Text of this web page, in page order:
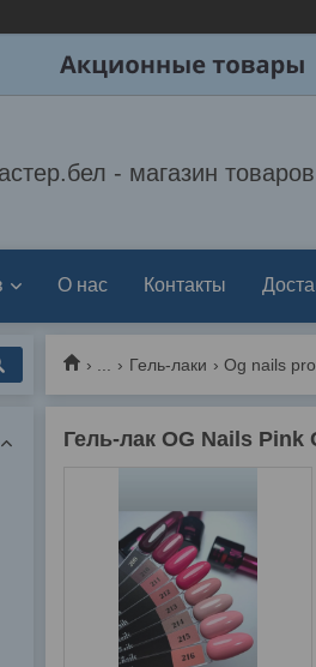
- магазин
О нас Контакты
Гель-лаки Og nails
Гель-лак OG Nails